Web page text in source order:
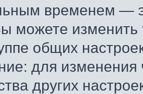
временем —
можете изменить
общих
для изменения
других